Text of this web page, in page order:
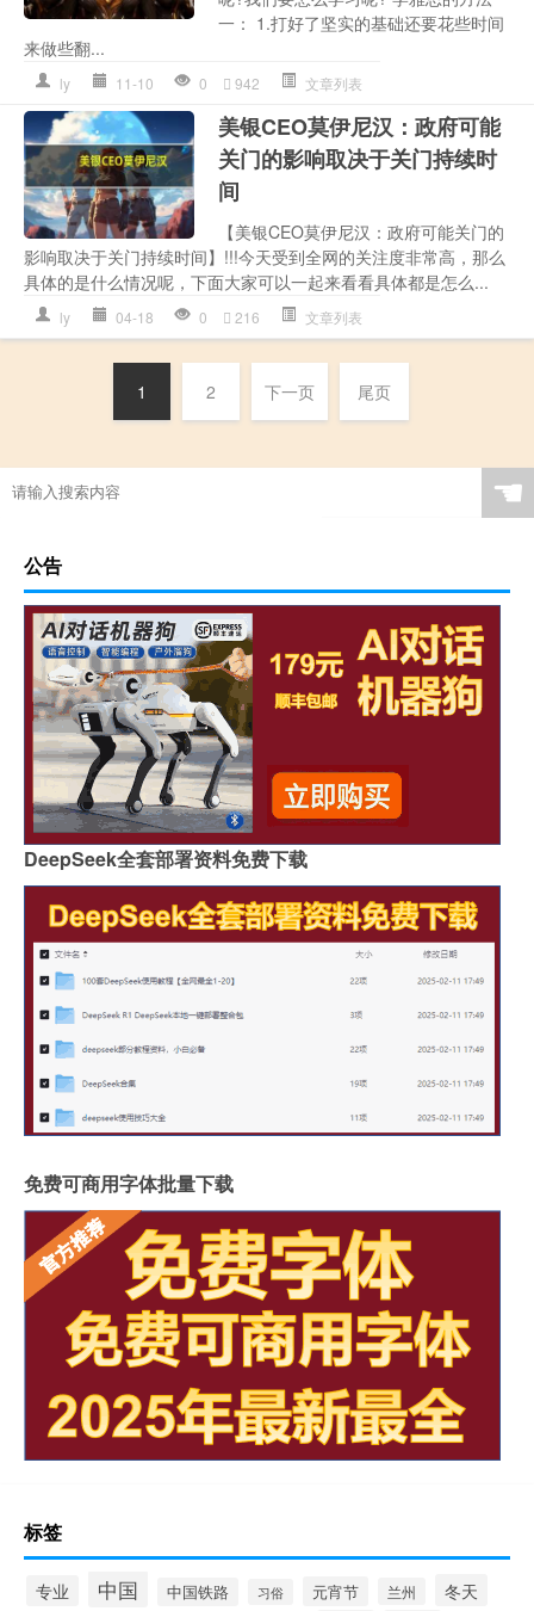
一： 1.打好了坚实的基础还要花些时间
来做些翻...
ly 11-10 0 942 文章列表
美银CEO莫伊尼汉：政府可能
关门的影响取决于关门持续时
间
【美银CEO莫伊尼汉：政府可能关门的
影响取决于关门持续时间】!!!今天受到全网的关注度非常高，那么
具体的是什么情况呢，下面大家可以一起来看看具体都是怎么...
ly 04-18 0 216 文章列表
1 2 下一页 尾页
☚
公告
DeepSeek全套部署资料免费下载
免费可商用字体批量下载
标签
专业 中国 中国铁路 习俗 元宵节 兰州 冬天